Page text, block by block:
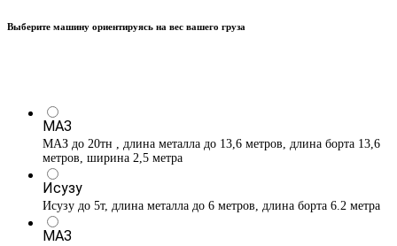
Выберите машину ориентируясь на вес вашего груза
МАЗ
МАЗ до 20тн , длина металла до 13,6 метров, длина борта 13,6
метров, ширина 2,5 метра
Исузу
Исузу до 5т, длина металла до 6 метров, длина борта 6.2 метра
МАЗ